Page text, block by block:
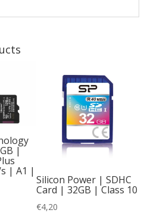
|
| A1 |
Silicon Power | SDHC
Card | 32GB | Class 10
€4,20